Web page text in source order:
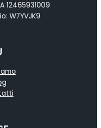
12465931009
W7YVJK9